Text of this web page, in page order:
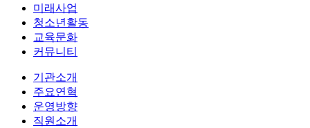
미래사업
청소년활동
교육문화
커뮤니티
기관소개
주요연혁
운영방향
직원소개